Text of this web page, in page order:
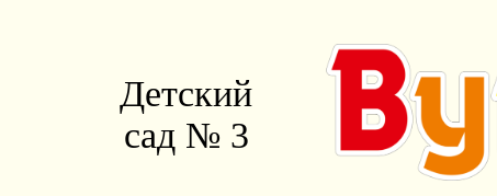
Детский
сад № 3